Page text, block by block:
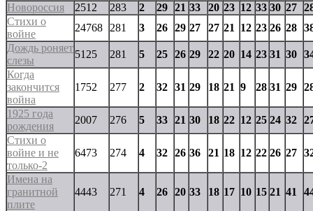
Новороссия 2512 283 2 29 21 33 20 23 12 33 30 27
Стихи о
войне
24768 281 3 26 29 27 27 21 12 23 26 28
Дождь роняет
слезы
5125 281 5 25 26 29 22 20 14 23 31 30
Когда
закончится
война
1752 277 2 32 31 29 18 21 9 28 31 29
1925 года
рождения
2007 276 5 33 21 30 18 22 12 25 24 32
Стихи о
войне и не
только-2
6473 274 4 32 26 36 21 18 12 22 26 27
Имена на
гранитной
плите
4443 271 4 26 20 33 18 17 10 15 21 41